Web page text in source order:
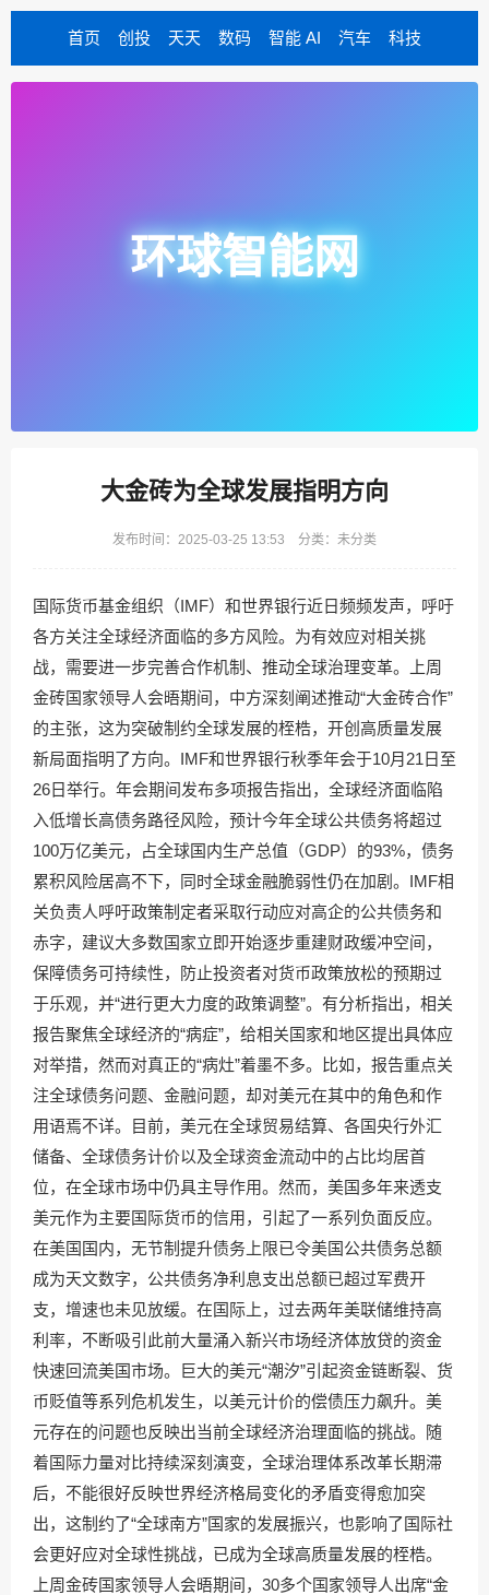
首页 创投 天天 数码 智能 AI 汽车 科技
环球智能网
大金砖为全球发展指明方向
发布时间：2025-03-25 13:53 分类：未分类
国际货币基金组织（IMF）和世界银行近日频频发声，呼吁
各方关注全球经济面临的多方风险。为有效应对相关挑
战，需要进一步完善合作机制、推动全球治理变革。上周
金砖国家领导人会晤期间，中方深刻阐述推动“大金砖合作”
的主张，这为突破制约全球发展的桎梏，开创高质量发展
新局面指明了方向。IMF和世界银行秋季年会于10月21日至
26日举行。年会期间发布多项报告指出，全球经济面临陷
入低增长高债务路径风险，预计今年全球公共债务将超过
100万亿美元，占全球国内生产总值（GDP）的93%，债务
累积风险居高不下，同时全球金融脆弱性仍在加剧。IMF相
关负责人呼吁政策制定者采取行动应对高企的公共债务和
赤字，建议大多数国家立即开始逐步重建财政缓冲空间，
保障债务可持续性，防止投资者对货币政策放松的预期过
于乐观，并“进行更大力度的政策调整”。有分析指出，相关
报告聚焦全球经济的“病症”，给相关国家和地区提出具体应
对举措，然而对真正的“病灶”着墨不多。比如，报告重点关
注全球债务问题、金融问题，却对美元在其中的角色和作
用语焉不详。目前，美元在全球贸易结算、各国央行外汇
储备、全球债务计价以及全球资金流动中的占比均居首
位，在全球市场中仍具主导作用。然而，美国多年来透支
美元作为主要国际货币的信用，引起了一系列负面反应。
在美国国内，无节制提升债务上限已令美国公共债务总额
成为天文数字，公共债务净利息支出总额已超过军费开
支，增速也未见放缓。在国际上，过去两年美联储维持高
利率，不断吸引此前大量涌入新兴市场经济体放贷的资金
快速回流美国市场。巨大的美元“潮汐”引起资金链断裂、货
币贬值等系列危机发生，以美元计价的偿债压力飙升。美
元存在的问题也反映出当前全球经济治理面临的挑战。随
着国际力量对比持续深刻演变，全球治理体系改革长期滞
后，不能很好反映世界经济格局变化的矛盾变得愈加突
出，这制约了“全球南方”国家的发展振兴，也影响了国际社
会更好应对全球性挑战，已成为全球高质量发展的桎梏。
上周金砖国家领导人会晤期间，30多个国家领导人出席“金